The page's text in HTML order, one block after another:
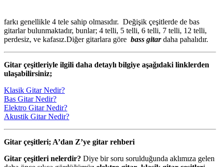
farkı genellikle 4 tele sahip olmasıdır. Değişik çeşitlerde de bas
gitarlar bulunmaktadır, bunlar; 4 telli, 5 telli, 6 telli, 7 telli, 12 telli,
perdesiz, ve kafasız.Diğer gitarlara göre bass gitardaha pahalıdır.
Gitar çeşitleriyle ilgili daha detaylı bilgiye aşağıdaki linklerden
ulaşabilirsiniz;
Klasik Gitar Nedir?
Bas Gitar Nedir?
Elektro Gitar Nedir?
Akustik Gitar Nedir?
Gitar çeşitleri; A’dan Z’ye gitar rehberi
Gitar çeşitleri nelerdir? Diye bir soru sorulduğunda aklımıza gelen